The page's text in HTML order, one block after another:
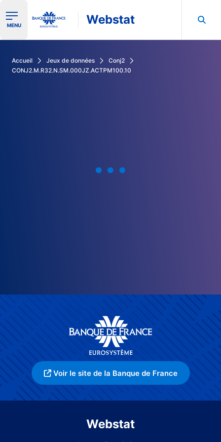
Ouvrir le menu de navigation
MENU Webstat
Accueil Jeux de données
Conj2
CONJ2.M.R32.N.SM.000JZ.ACTPM100.10
Voir le site de la Banque de France
Webstat